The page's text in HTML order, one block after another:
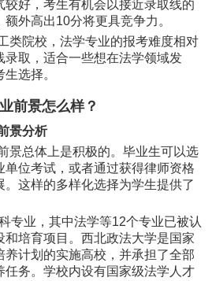
好，考生有机会以接近录取线的
外高出10分将更具竞争力。
类院校，法学专业的报考难度相对
录取，适合一些想在法学领域发
选择。
前景怎么样？
景分析
景总体上是积极的。毕业生可以选
位考试，或者通过获得律师资格
这样的多样化选择为学生提供了
专业，其中法学等12个专业已被认
和培育项目。西北政法大学是国家
计划的实施高校，并承担了全部
任务。学校内设有国家级法学人才